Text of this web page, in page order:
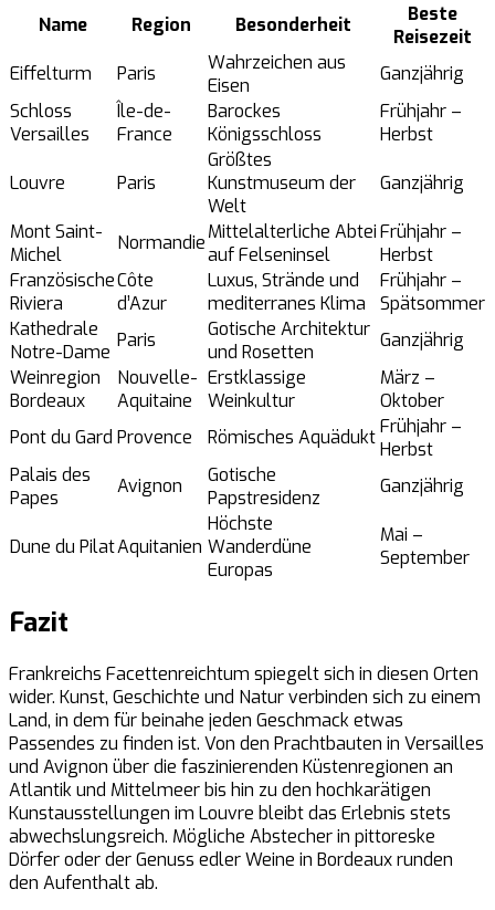
Name Region Besonderheit
Beste
Reisezeit
Eiffelturm
Paris
Wahrzeichen aus
Eisen
Ganzjährig
Schloss
Versailles
Île-de-
France
Barockes
Königsschloss
Frühjahr –
Herbst
Louvre Paris
Größtes
Kunstmuseum der
Welt
Ganzjährig
Mont Saint-
Michel
NormandieMittelalterliche Abtei
auf Felseninsel
Frühjahr –
Herbst
Französische
Riviera
Côte
d’Azur
Luxus, Strände und
mediterranes Klima
Frühjahr –
Spätsommer
Kathedrale
Notre-Dame
Paris
Gotische Architektur
und Rosetten
Ganzjährig
Weinregion
Bordeaux
Nouvelle-
Aquitaine
Erstklassige
Weinkultur
März –
Oktober
Pont du Gard Provence Römisches AquäduktFrühjahr –
Herbst
Palais des
Papes
Avignon
Gotische
Papstresidenz
Ganzjährig
Dune du PilatAquitanien
Höchste
Wanderdüne
Europas
Mai –
September
Fazit
Frankreichs Facettenreichtum spiegelt sich in diesen Orten
wider. Kunst, Geschichte und Natur verbinden sich zu einem
Land, in dem für beinahe jeden Geschmack etwas
Passendes zu finden ist. Von den Prachtbauten in Versailles
und Avignon über die faszinierenden Küstenregionen an
Atlantik und Mittelmeer bis hin zu den hochkarätigen
Kunstausstellungen im Louvre bleibt das Erlebnis stets
abwechslungsreich. Mögliche Abstecher in pittoreske
Dörfer oder der Genuss edler Weine in Bordeaux runden
den Aufenthalt ab.